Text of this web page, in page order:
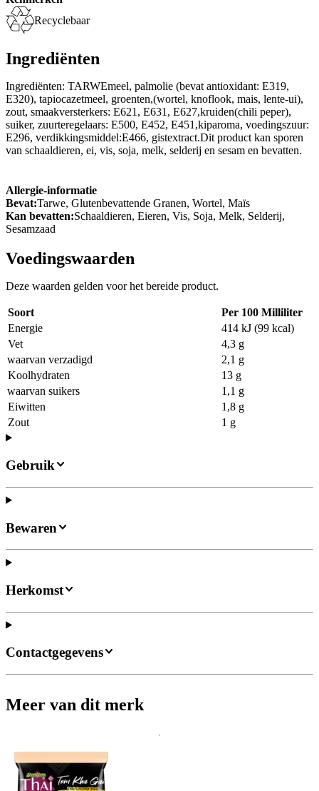
Recyclebaar
Ingrediënten
Ingrediënten: TARWEmeel, palmolie (bevat antioxidant: E319,
E320), tapiocazetmeel, groenten,(wortel, knoflook, mais, lente-ui),
zout, smaakversterkers: E621, E631, E627,kruiden(chili peper),
suiker, zuurteregelaars: E500, E452, E451,kiparoma, voedingszuur:
E296, verdikkingsmiddel:E466, gistextract.Dit product kan sporen
van schaaldieren, ei, vis, soja, melk, selderij en sesam en bevatten.
Allergie-informatie
Bevat:Tarwe, Glutenbevattende Granen, Wortel, Maïs
Kan bevatten:Schaaldieren, Eieren, Vis, Soja, Melk, Selderij,
Sesamzaad
Voedingswaarden
Deze waarden gelden voor het bereide product.
Soort
Per 100 Milliliter
Energie
414 kJ (99 kcal)
Vet
4,3 g
waarvan verzadigd
2,1 g
Koolhydraten
13 g
waarvan suikers
1,1 g
Eiwitten
1,8 g
Zout
1 g
Gebruik
Bewaren
Herkomst
Contactgegevens
Meer van dit merk